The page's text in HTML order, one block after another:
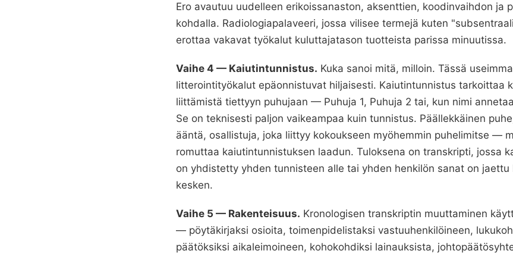
Ero avautuu uudelleen erikoissanaston, aksenttien, koodinvaihdon ja
kohdalla. Radiologiapalaveeri, jossa vilisee termejä kuten
erottaa vakavat työkalut kuluttajatason tuotteista parissa minuutissa.
Vaihe 4 — Kaiutintunnistus. Kuka sanoi mitä, milloin. Tässä
litterointityökalut epäonnistuvat hiljaisesti. Kaiutintunnistus tarkoittaa
liittämistä tiettyyn puhujaan — Puhuja 1, Puhuja 2 tai, kun nimi
Se on teknisesti paljon vaikeampaa kuin tunnistus. Päällekkäinen
ääntä, osallistuja, joka liittyy kokoukseen myöhemmin puhelimitse —
romuttaa kaiutintunnistuksen laadun. Tuloksena on transkripti, jossa
on yhdistetty yhden tunnisteen alle tai yhden henkilön sanat on jaettu
kesken.
Vaihe 5 — Rakenteisuus. Kronologisen transkriptin muuttaminen
— pöytäkirjaksi osioita, toimenpidelistaksi vastuuhenkilöineen,
päätöksiksi aikaleimoineen, kohokohdiksi lainauksista,